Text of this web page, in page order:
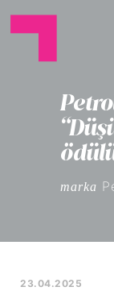
marka
23.04.2025